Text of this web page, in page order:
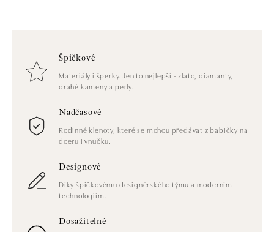
Špičkové
Materiály i šperky. Jen to nejlepší - zlato, diamanty,
drahé kameny a perly.
Nadčasové
Rodinné klenoty, které se mohou předávat z babičky na
dceru i vnučku.
Designové
Díky špičkovému designérského týmu a moderním
technologiím.
Dosažitelné